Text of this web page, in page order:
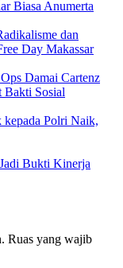
Biasa Anumerta
dan
Day Makassar
Damai Cartenz
Bakti Sosial
kepada Polri Naik,
Bukti Kinerja
Ruas yang wajib